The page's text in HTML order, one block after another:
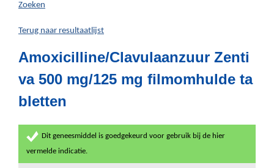
hier:
Zoeken
Terug naar resultaatlijst
Amoxicilline/Clavulaanzuur Zenti
va 500 mg/125 mg filmomhulde ta
bletten
Dit geneesmiddel is goedgekeurd voor gebruik bij de hier
vermelde indicatie.